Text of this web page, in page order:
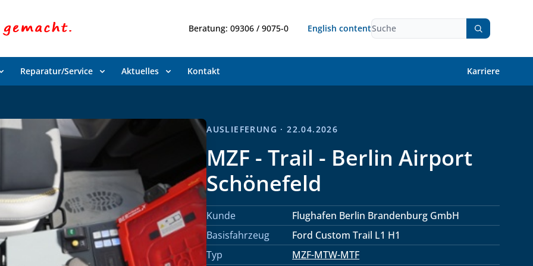
Beratung: 09306 / 9075-0 English content
Reparatur/Service Aktuelles Kontakt Karriere
AUSLIEFERUNG · 22.04.2026
MZF - Trail - Berlin Airport
Schönefeld
Kunde
Flughafen Berlin Brandenburg GmbH
Basisfahrzeug
Ford Custom Trail L1 H1
Typ
MZF-MTW-MTF